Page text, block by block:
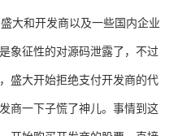
大和开发商以及一些国内企业
象征性的对源码泄露了，不过
盛大开始拒绝支付开发商的代
商一下子慌了神儿。事情到这